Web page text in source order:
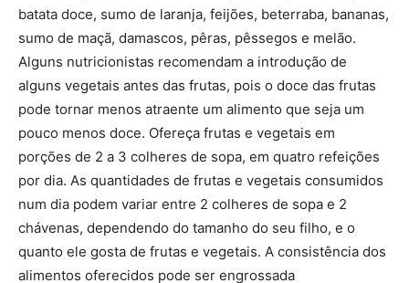
batata doce, sumo de laranja, feijões, beterraba, bananas,
sumo de maçã, damascos, pêras, pêssegos e melão.
Alguns nutricionistas recomendam a introdução de
alguns vegetais antes das frutas, pois o doce das frutas
pode tornar menos atraente um alimento que seja um
pouco menos doce. Ofereça frutas e vegetais em
porções de 2 a 3 colheres de sopa, em quatro refeições
por dia. As quantidades de frutas e vegetais consumidos
num dia podem variar entre 2 colheres de sopa e 2
chávenas, dependendo do tamanho do seu filho, e o
quanto ele gosta de frutas e vegetais. A consistência dos
alimentos oferecidos pode ser engrossada